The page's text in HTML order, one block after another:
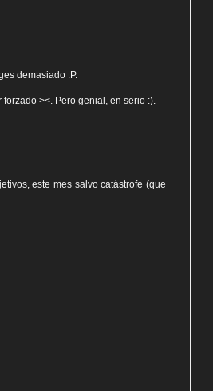
demasiado :P.
><. Pero genial, en serio :).
este mes salvo catástrofe (que